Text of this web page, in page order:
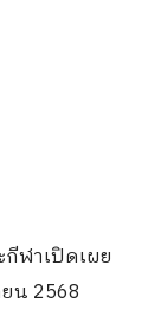
ฬาเปิดเผย
น 2568